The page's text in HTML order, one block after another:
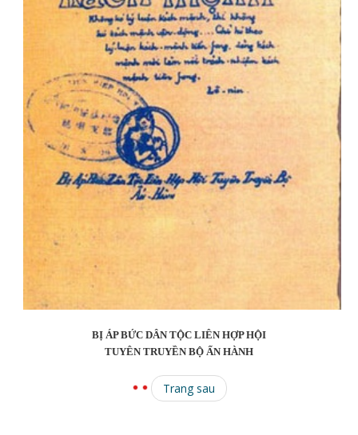
BỊ ÁP BỨC DÂN TỘC LIÊN HỢP HỘI
TUYÊN TRUYỀN BỘ ẤN HÀNH
Trang sau